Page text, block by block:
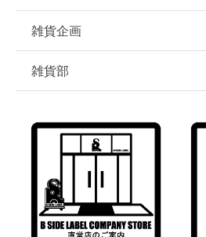
雑貨企画
雑貨部